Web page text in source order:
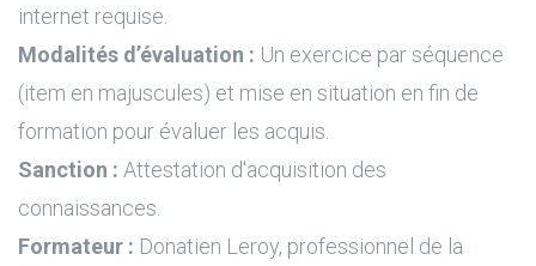
internet requise.
Modalités d’évaluation : Un exercice par séquence
(item en majuscules) et mise en situation en fin de
formation pour évaluer les acquis.
Sanction : Attestation d'acquisition des
connaissances.
Formateur : Donatien Leroy, professionnel de la